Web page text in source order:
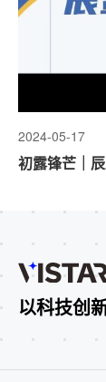
2024-05-17
初露锋芒｜
以科技创